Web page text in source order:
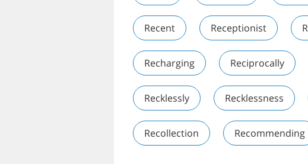
Recent Receptionist
Recharging Reciprocally
Recklessly Recklessness
Recollection Recommending